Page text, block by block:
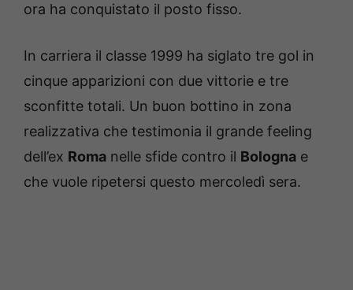
ora ha conquistato il posto fisso.
In carriera il classe 1999 ha siglato tre gol in
cinque apparizioni con due vittorie e tre
sconfitte totali. Un buon bottino in zona
realizzativa che testimonia il grande feeling
dell’ex Roma nelle sfide contro il Bologna e
che vuole ripetersi questo mercoledì sera.